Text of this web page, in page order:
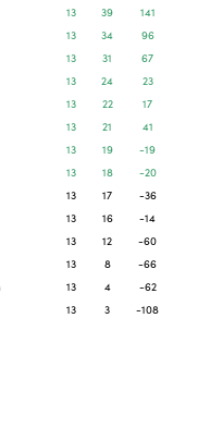
13 39
141
13 34
96
13 31
67
13 24
23
13 22
17
13 21
41
13 19
-19
13 18
-20
13 17
-36
13 16
-14
13 12
-60
13 8
-66
13 4
-62
13 3 -108